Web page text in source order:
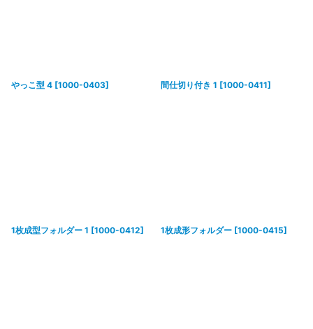
やっこ型 4 [1000-0403] 間仕切り付き 1 [1000-0411]
1枚成型フォルダー 1 [1000-0412] 1枚成形フォルダー [1000-0415]